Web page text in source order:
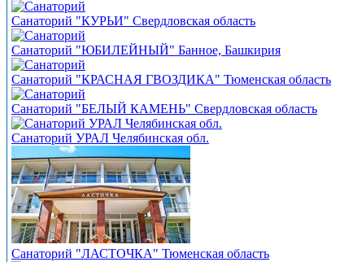
Санаторий "КУРЬИ" Свердловская область
Санаторий "ЮБИЛЕЙНЫЙ" Банное, Башкирия
Санаторий "КРАСНАЯ ГВОЗДИКА" Тюменская область
Санаторий "БЕЛЫЙ КАМЕНЬ" Свердловская область
Санаторий УРАЛ Челябинская обл.
Санаторий "ЛАСТОЧКА" Тюменская область